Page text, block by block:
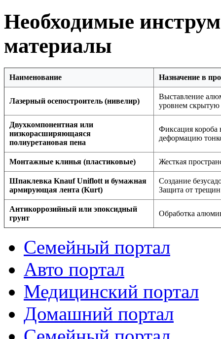
Необходимые
материалы
Наименование Назначение в
Лазерный осепостроитель (нивелир)
Выставление
уровнем скрытую
Двухкомпонентная или
низкорасширяющаяся
полиуретановая пена
Фиксация короба
деформацию
Монтажные клинья (пластиковые) Жесткая
Шпаклевка Knauf Uniflott и бумажная
армирующая лента (Kurt)
Создание
Защита от
Антикоррозийный или эпоксидный
грунт
Обработка
Семейный портал
Авто портал
Медицинский портал
Домашний портал